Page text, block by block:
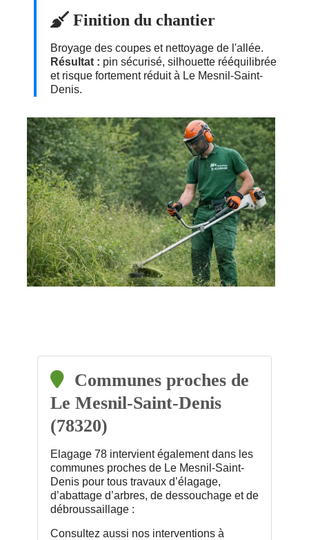
Finition du chantier
Broyage des coupes et nettoyage de l'allée.
Résultat : pin sécurisé, silhouette rééquilibrée
et risque fortement réduit à Le Mesnil-Saint-
Denis.
Communes proches de
Le Mesnil-Saint-Denis
(78320)
Elagage 78 intervient également dans les
communes proches de Le Mesnil-Saint-
Denis pour tous travaux d’élagage,
d’abattage d’arbres, de dessouchage et de
débroussaillage :
Consultez aussi nos interventions à